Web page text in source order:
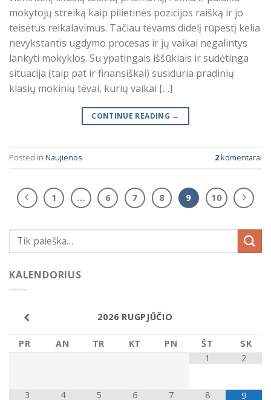
mokytojų streiką kaip pilietinės pozicijos raišką ir jo
teisėtus reikalavimus. Tačiau tėvams didelį rūpestį kelia
nevykstantis ugdymo procesas ir jų vaikai negalintys
lankyti mokyklos. Su ypatingais iššūkiais ir sudėtinga
situacija (taip pat ir finansiškai) susiduria pradinių
klasių mokinių tėvai, kurių vaikai […]
CONTINUE READING →
Posted in Naujienos 2komentarai
1 … 6 7 8 9 10
KALENDORIUS
2026 RUGPJŪČIO
PR AN TR KT PN ŠT
SK
1
2
3 4 5 6 7 8 9